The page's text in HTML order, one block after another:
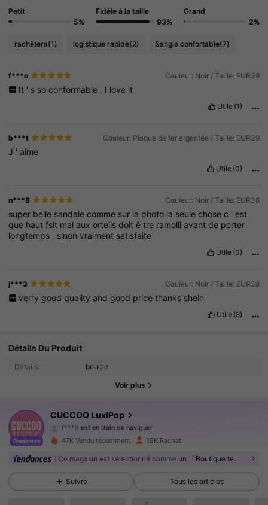
Petit
5%
Fidèle à la taille
93%
Grand
2%
rachètera(1) logistique rapide(2) Sangle confortable(7)
f***o Couleur: Noir / Taille: EUR39
It ' s so conformable , I love it
Utile (1)
b***t Couleur: Plaque de fer argentée / Taille: EUR39
J ' aime
Utile (0)
n***8 Couleur: Noir / Taille: EUR36
super belle sandalecomme sur la photo la seulechosec 'est
que hautfsit mal auxorteilsdoitêtre ramolli avantde porter
longtemps . sinonvraiment satisfaite
Utile (0)
j***3 Couleur: Noir / Taille: EUR38
verry good quality and good price thanks shein
Utile (8)
Détails Du Produit
Détails: boucle
Voir plus
CUCCOO LuxiPop
62K Suiveurs
est en train de naviguer
4.83
62K Suiveurs
4.83 62K Suiveurs
47K Vendu récemment 18K Rachat
Ce magasin est sélectionné comme un 「Boutique tendance」
Suivre Tous les articles